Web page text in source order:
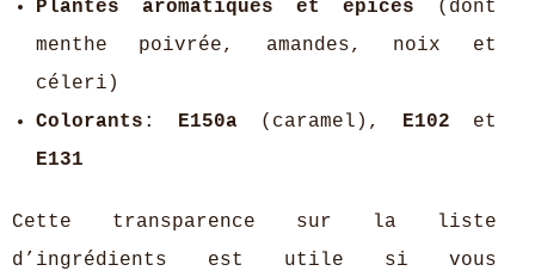
Plantes aromatiques et épices (dont
menthe poivrée, amandes, noix et
céleri)
Colorants : E150a(caramel), E102 et
E131
Cette transparence sur la liste
d’ingrédients est utile si vous